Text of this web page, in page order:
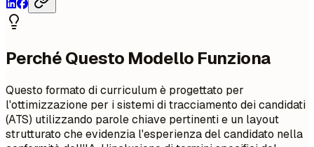
Perché Questo Modello Funziona
Questo formato di curriculum è progettato per
l'ottimizzazione per i sistemi di tracciamento dei candidati
(ATS) utilizzando parole chiave pertinenti e un layout
strutturato che evidenzia l'esperienza del candidato nella